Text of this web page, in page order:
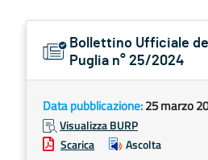
Bollettino Ufficiale
Puglia n° 25/2024
Data pubblicazione:25 marzo
Visualizza BURP
Scarica
Ascolta